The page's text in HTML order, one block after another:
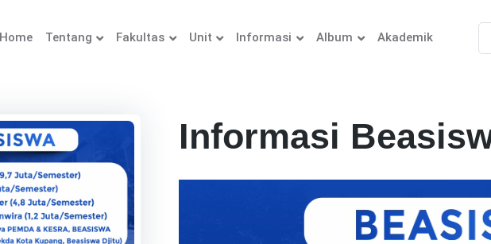
Home Tentang Fakultas Unit Informasi Album Akademik
Informasi